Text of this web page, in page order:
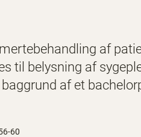
af
til belysning af
af et
60